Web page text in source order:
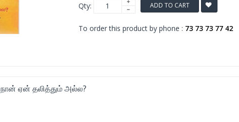
Qty: ADD TO CART
To order this product by phone : 73 73 73 77 42
நான் ஏன் தலித்தும் அல்ல?